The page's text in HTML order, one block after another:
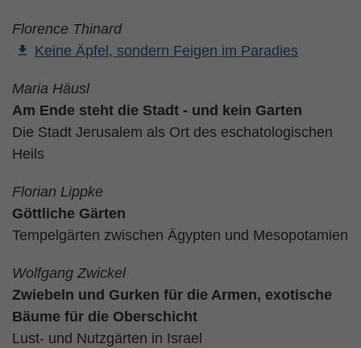
Florence Thinard
Keine Äpfel, sondern Feigen im Paradies
Maria Häusl
Am Ende steht die Stadt - und kein Garten
Die Stadt Jerusalem als Ort des eschatologischen
Heils
Florian Lippke
Göttliche Gärten
Tempelgärten zwischen Ägypten und Mesopotamien
Wolfgang Zwickel
Zwiebeln und Gurken für die Armen, exotische
Bäume für die Oberschicht
Lust- und Nutzgärten in Israel